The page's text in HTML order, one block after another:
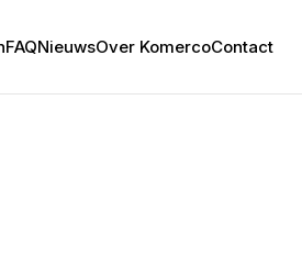
FAQNieuwsOver KomercoContact